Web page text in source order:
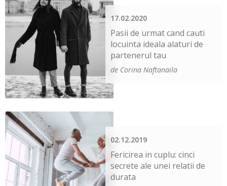
17.02.2020
Pasii de urmat cand cauti
locuinta ideala alaturi de
partenerul tau
de Corina Naftanaila
02.12.2019
Fericirea in cuplu: cinci
secrete ale unei relatii de
durata